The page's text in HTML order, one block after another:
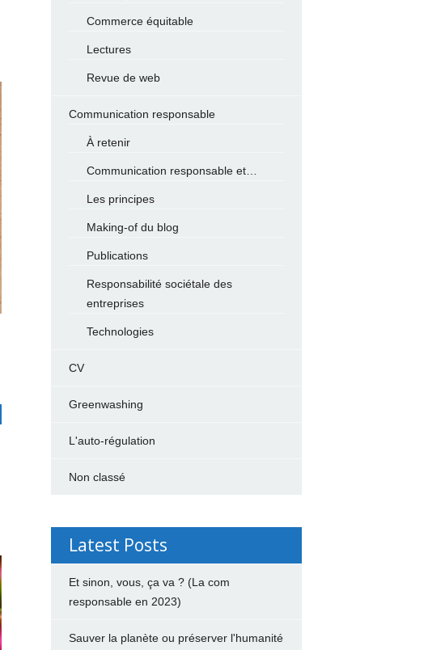
Commerce équitable
Lectures
Revue de web
Communication responsable
À retenir
Communication responsable et…
Les principes
Making-of du blog
Publications
Responsabilité sociétale des
entreprises
Technologies
CV
Greenwashing
L'auto-régulation
Non classé
Latest Posts
Et sinon, vous, ça va ? (La com
responsable en 2023)
Sauver la planète ou préserver l'humanité